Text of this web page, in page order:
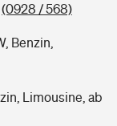
(0928 / 568)
Benzin,
Limousine, ab